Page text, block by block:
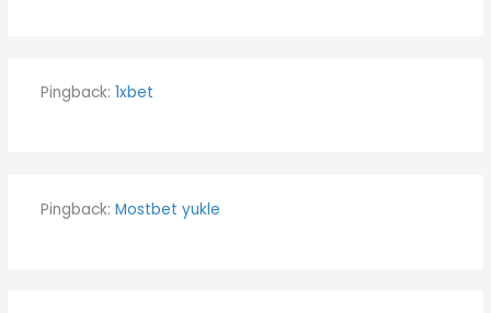
Pingback: 1xbet
Pingback: Mostbet yukle